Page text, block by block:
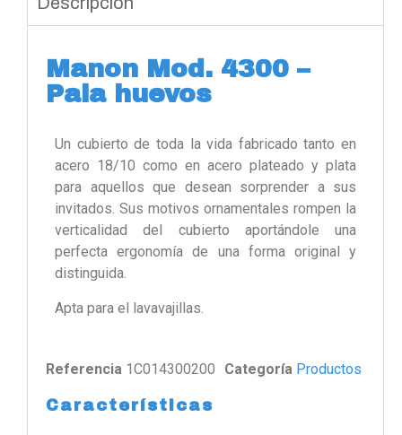
Manon Mod. 4300 –
Pala huevos
Un cubierto de toda la vida fabricado tanto en
acero 18/10 como en acero plateado y plata
para aquellos que desean sorprender a sus
invitados. Sus motivos ornamentales rompen la
verticalidad del cubierto aportándole una
perfecta ergonomía de una forma original y
distinguida.
Apta para el lavavajillas.
Referencia 1C014300200 Categoría Productos
Características